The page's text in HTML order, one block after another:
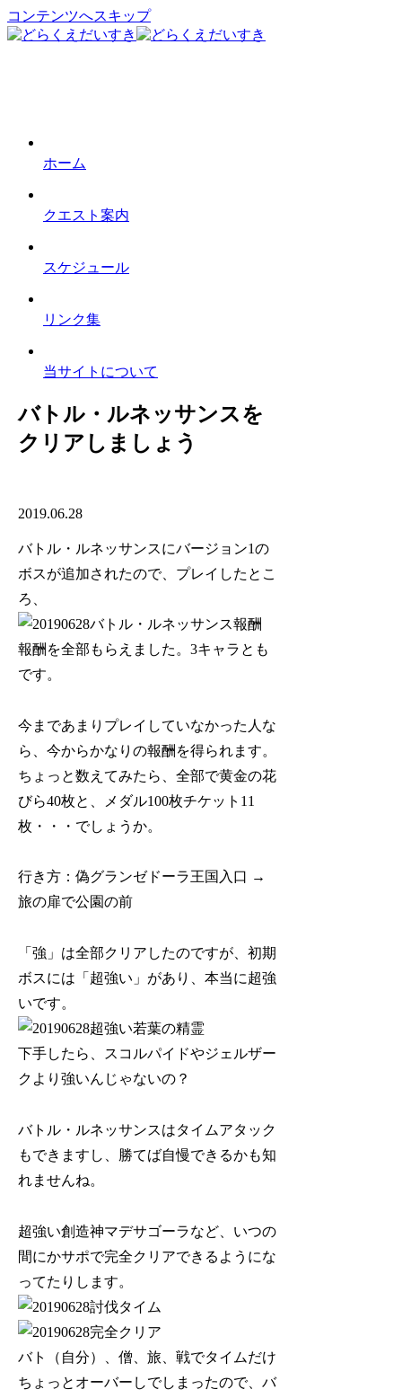
コンテンツへスキップ
ホーム
クエスト案内
スケジュール
リンク集
当サイトについて
バトル・ルネッサンスを
クリアしましょう
2019.06.28
バトル・ルネッサンスにバージョン1の
ボスが追加されたので、プレイしたとこ
ろ、
報酬を全部もらえました。3キャラとも
です。
今まであまりプレイしていなかった人な
ら、今からかなりの報酬を得られます。
ちょっと数えてみたら、全部で黄金の花
びら40枚と、メダル100枚チケット11
枚・・・でしょうか。
行き方：偽グランゼドーラ王国入口 →
旅の扉で公園の前
「強」は全部クリアしたのですが、初期
ボスには「超強い」があり、本当に超強
いです。
下手したら、スコルパイドやジェルザー
クより強いんじゃないの？
バトル・ルネッサンスはタイムアタック
もできますし、勝てば自慢できるかも知
れませんね。
超強い創造神マデサゴーラなど、いつの
間にかサポで完全クリアできるようにな
ってたりします。
バト（自分）、僧、旅、戦でタイムだけ
ちょっとオーバーしでしまったので、バ